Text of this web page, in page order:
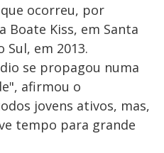
ocorreu, por
Boate Kiss, em Santa
Sul, em 2013.
se propagou numa
afirmou o
jovens ativos, mas,
tempo para grande